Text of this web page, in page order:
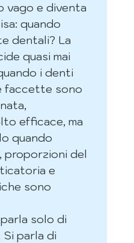
vago e diventa
quando
dentali? La
quasi mai
i denti
faccette sono
efficace, ma
quando
proporzioni del
e
sono
solo di
parla di